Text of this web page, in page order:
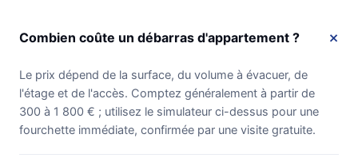
Combien coûte un débarras d'appartement ?
Le prix dépend de la surface, du volume à évacuer, de
l'étage et de l'accès. Comptez généralement à partir de
300 à 1 800 € ; utilisez le simulateur ci-dessus pour une
fourchette immédiate, confirmée par une visite gratuite.